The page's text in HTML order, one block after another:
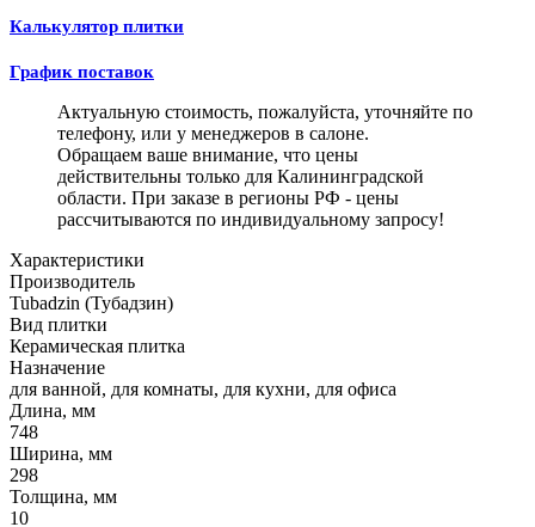
Калькулятор плитки
График поставок
Актуальную стоимость, пожалуйста, уточняйте по
телефону, или у менеджеров в салоне.
Обращаем ваше внимание, что цены
действительны только для Калининградской
области. При заказе в регионы РФ - цены
рассчитываются по индивидуальному запросу!
Характеристики
Производитель
Tubadzin (Тубадзин)
Вид плитки
Керамическая плитка
Назначение
для ванной, для комнаты, для кухни, для офиса
Длина, мм
748
Ширина, мм
298
Толщина, мм
10